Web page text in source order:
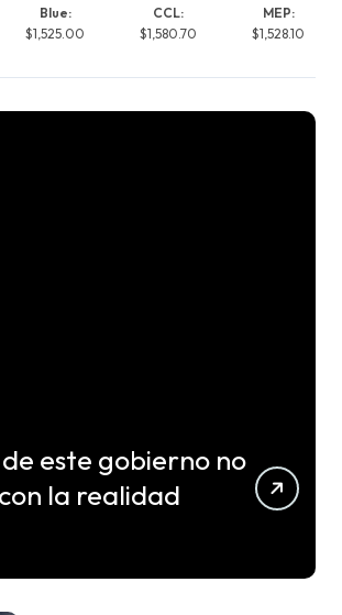
Blue:
$1,525.00
CCL:
$1,580.70
MEP:
$1,528.10
este gobierno no
la realidad